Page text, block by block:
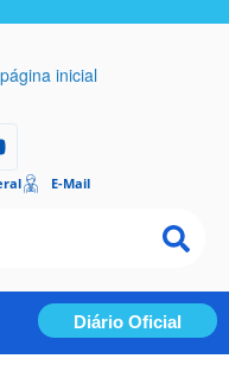
E-Mail
Diário Oficial